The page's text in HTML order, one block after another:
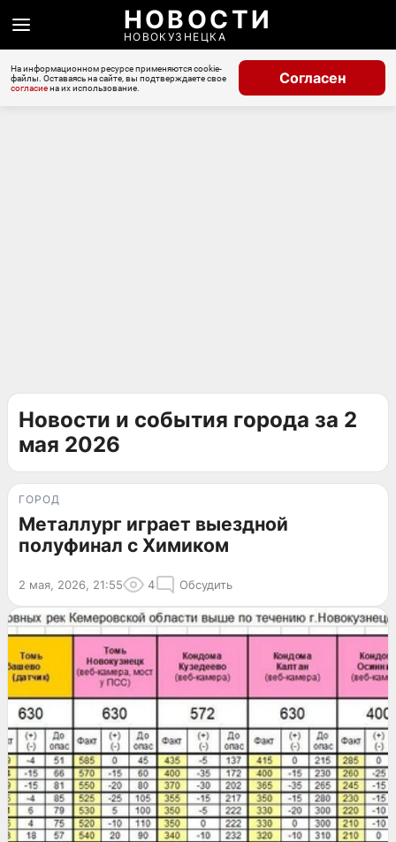
НОВОСТИ
НОВОКУЗНЕЦКА
На информационном ресурсе применяются cookie-
файлы. Оставаясь на сайте, вы подтверждаете свое
согласиена их использование.
Согласен
Новости и события города за 2
мая 2026
ГОРОД
Металлург играет выездной
полуфинал с Химиком
2 мая, 2026, 21:55 4 Обсудить